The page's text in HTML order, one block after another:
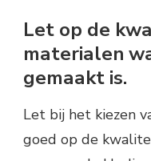
Let op de
materialen
gemaakt is.
Let bij het kiezen
goed op de